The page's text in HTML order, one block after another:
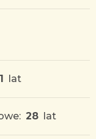
lat
28 lat